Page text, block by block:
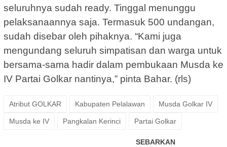
seluruhnya sudah ready. Tinggal menunggu
pelaksanaannya saja. Termasuk 500 undangan,
sudah disebar oleh pihaknya. “Kami juga
mengundang seluruh simpatisan dan warga untuk
bersama-sama hadir dalam pembukaan Musda ke
IV Partai Golkar nantinya,” pinta Bahar. (rls)
Atribut GOLKAR Kabupaten Pelalawan Musda Golkar IV
Musda ke IV Pangkalan Kerinci Partai Golkar
SEBARKAN